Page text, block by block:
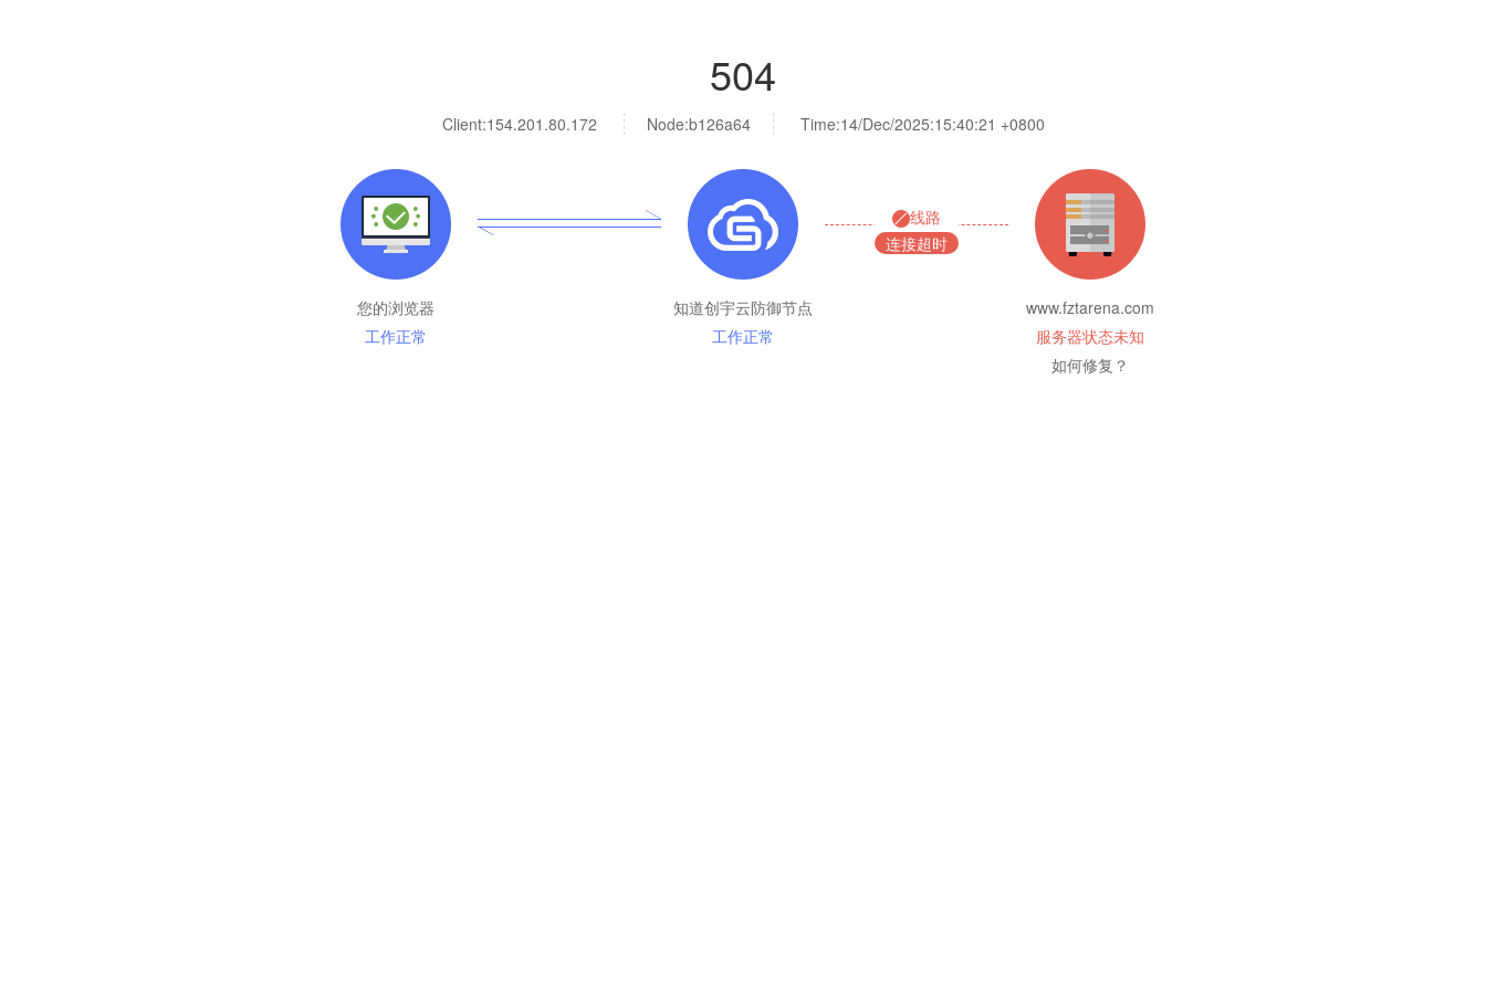
504
Client:154.201.80.172 Node:b126a64 Time:14/Dec/2025:15:40:21 +0800
您的浏览器
工作正常
知道创宇云防御节点
工作正常
线路
连接超时
www.fztarena.com
服务器状态未知
如何修复？